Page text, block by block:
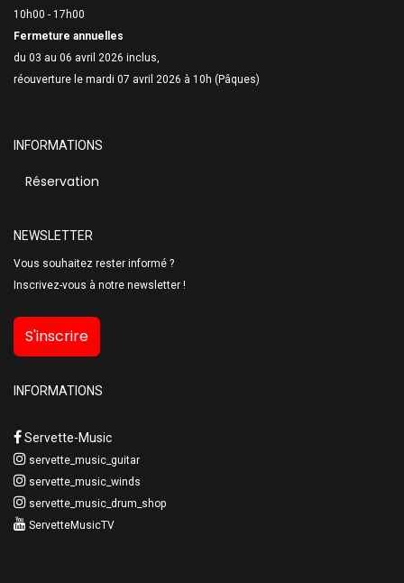
10h00 - 17h00
Fermeture annuelles
du 03 au 06 avril 2026 inclus,
réouverture le mardi 07 avril 2026 à 10h (Pâques)
INFORMATIONS
Réservation
NEWSLETTER
Vous souhaitez rester informé ?
Inscrivez-vous à notre newsletter !
S'inscrire
INFORMATIONS
Servette-Music
servette_music_guitar
servette_music_winds
servette_music_drum_shop
ServetteMusicTV